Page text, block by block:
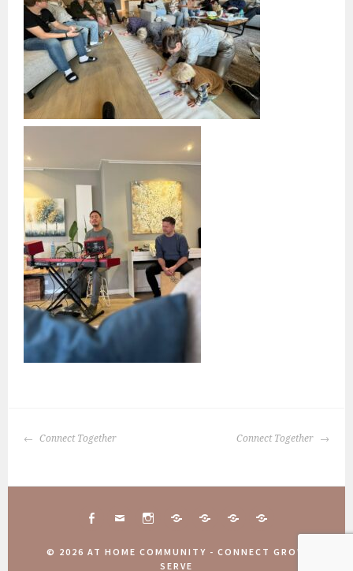
BERICHTNAVIGATIE
Connect Together Connect Together
TOGETHER
JAAR WEEKEND
AANMELDINGEN
COMMUNITY
© 2026 AT HOME COMMUNITY - CONNECT GROW
SERVE